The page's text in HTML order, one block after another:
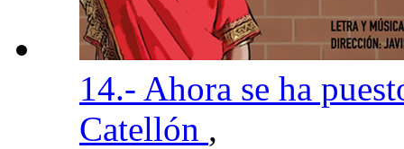
14.- Ahora se ha
Catellón ,